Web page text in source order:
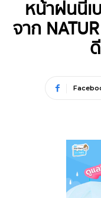
หน้าฝนนี้เ
จาก